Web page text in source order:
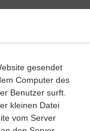
Empfohlen von
Tutorin Ulrike
gesendet
Computer des
Benutzer surft.
kleinen Datei
vom Server